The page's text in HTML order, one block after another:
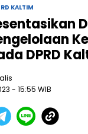
KALTIM
DPRD
- 15:55 WIB